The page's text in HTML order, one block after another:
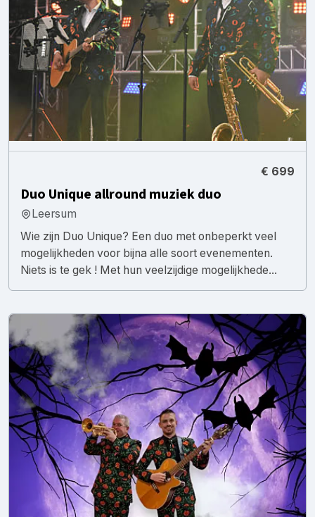
€ 699
Duo Unique allround muziek duo
Leersum
Wie zijn Duo Unique? Een duo met onbeperkt veel
mogelijkheden voor bijna alle soort evenementen.
Niets is te gek ! Met hun veelzijdige mogelijkhede...